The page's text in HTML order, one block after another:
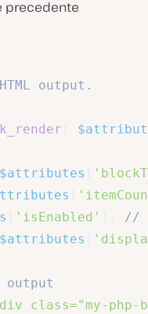
precedente
output.
$attributes
'isEnabled'
//
$attributes
class="my-